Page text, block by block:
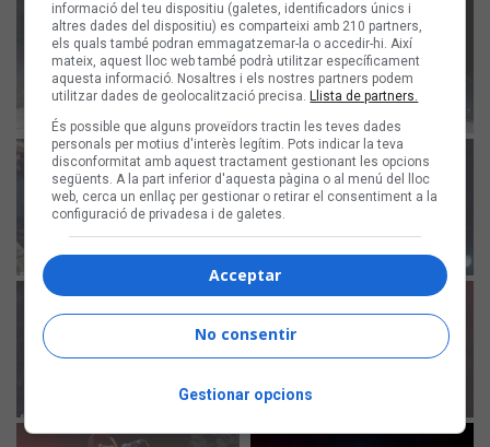
informació del teu dispositiu (galetes, identificadors únics i
altres dades del dispositiu) es comparteixi amb 210 partners,
els quals també podran emmagatzemar-la o accedir-hi. Així
mateix, aquest lloc web també podrà utilitzar específicament
aquesta informació. Nosaltres i els nostres partners podem
utilitzar dades de geolocalització precisa. Llista de partners.
És possible que alguns proveïdors tractin les teves dades
personals per motius d'interès legítim. Pots indicar la teva
disconformitat amb aquest tractament gestionant les opcions
següents. A la part inferior d'aquesta pàgina o al menú del lloc
web, cerca un enllaç per gestionar o retirar el consentiment a la
configuració de privadesa i de galetes.
Acceptar
No consentir
Gestionar opcions